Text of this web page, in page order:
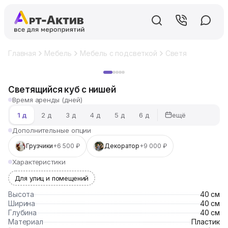
Главная Мебель Мебель с подсветкой Светящийся куб
Светящийся куб с нишей
Время аренды (дней)
1 д
2 д 3 д 4 д 5 д 6 д
ещё
Дополнительные опции
Грузчики+6 500 ₽ Декоратор+9 000 ₽
Характеристики
Для улиц и помещений
Высота
40 см
Ширина
40 см
Глубина
40 см
Материал
Пластик